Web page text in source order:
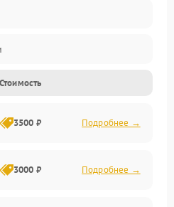
(если объектив с мотором/
Стоимость
3500 ₽ Подробнее →
3000 ₽ Подробнее →